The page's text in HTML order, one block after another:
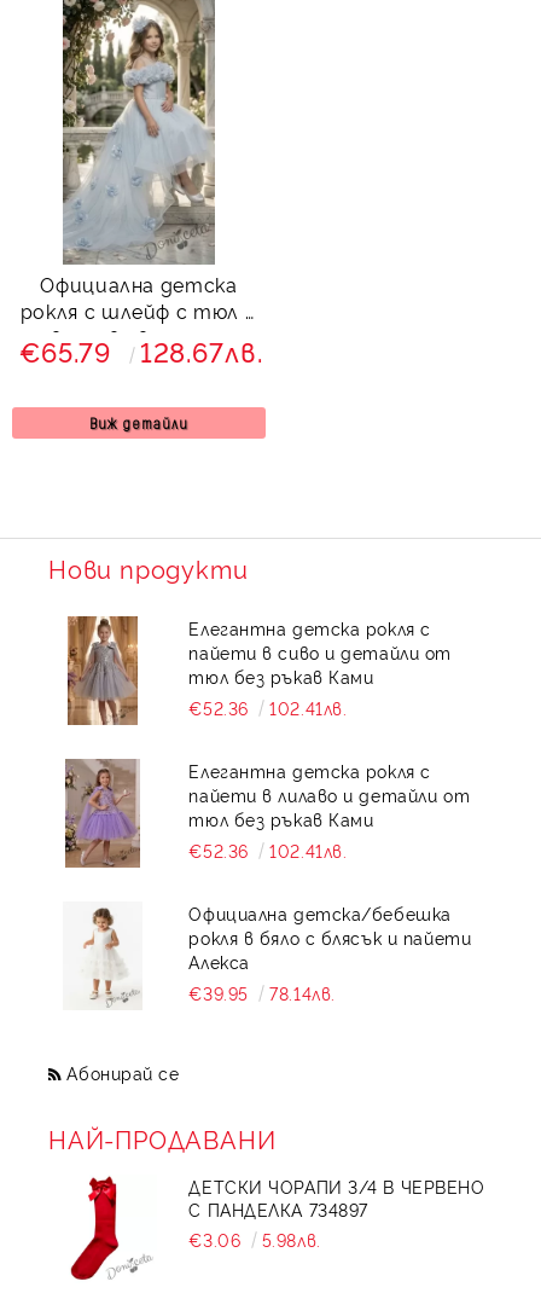
Официална детска
рокля с шлейф с тюл и
цветя в светлосин
цвят
€65.79 128.67лв.
Виж детайли
Нови продукти
Елегантна детска рокля с
пайети в сиво и детайли от
тюл без ръкав Ками
€52.36
102.41лв.
Елегантна детска рокля с
пайети в лилаво и детайли от
тюл без ръкав Ками
€52.36
102.41лв.
Официална детска/бебешка
рокля в бяло с блясък и пайети
Алекса
€39.95
78.14лв.
Абонирай се
НАЙ-ПРОДАВАНИ
ДЕТСКИ ЧОРАПИ 3/4 В ЧЕРВЕНО
С ПАНДЕЛКА 734897
€3.06
5.98лв.